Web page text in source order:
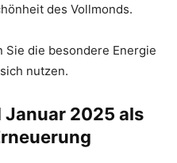
des Vollmonds.
Sie die besondere Energie
nutzen.
Januar 2025 als